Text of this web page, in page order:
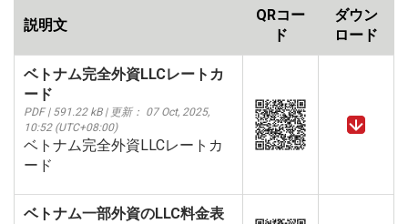
説明文
QRコー
ド
ダウン
ロード
ベトナム完全外資LLCレートカ
ード
PDF | 591.22 kB | 更新： 07 Oct, 2025,
10:52 (UTC+08:00)
ベトナム完全外資LLCレートカ
ード
ベトナム一部外資のLLC料金表